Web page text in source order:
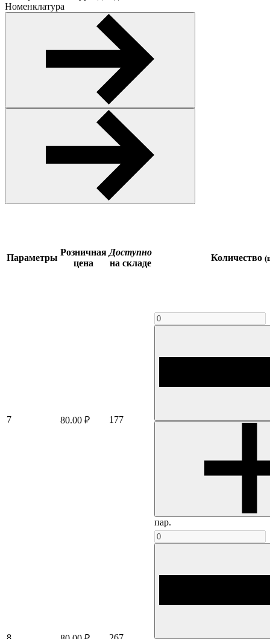
Номенклатура
Параметры
Розничная
цена
Доступно
на складе
Количество
7 80.00 ₽ 177
пар.